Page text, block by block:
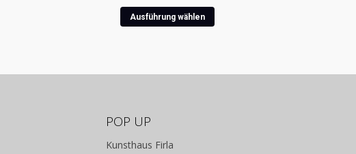
können
auf
Ausführung wählen
Dieses
Produkt
Varianten
POP UP
Kunsthaus Firla